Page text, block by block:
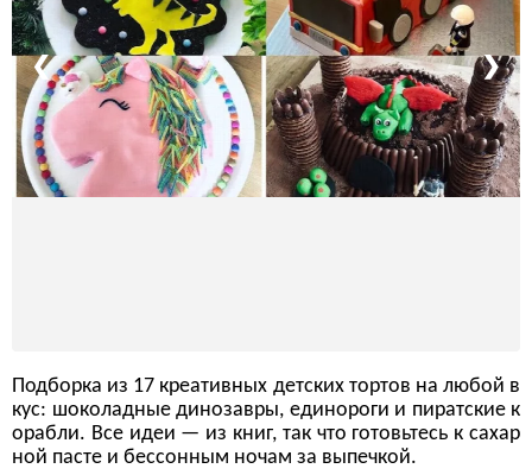
❮ ❯
Подборка из 17 креативных детских тортов на любой в
кус: шоколадные динозавры, единороги и пиратские к
орабли. Все идеи — из книг, так что готовьтесь к сахар
ной пасте и бессонным ночам за выпечкой.